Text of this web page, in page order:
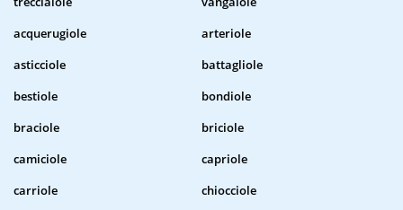
acquerugiole
arteriole
asticciole
battagliole
bestiole
bondiole
braciole
briciole
camiciole
capriole
carriole
chiocciole